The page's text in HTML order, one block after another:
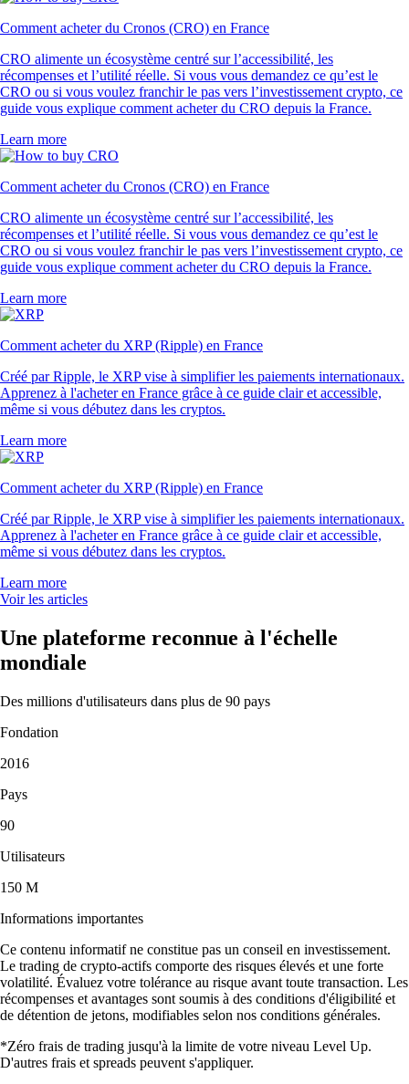
Comment acheter du Cronos (CRO) en France
CRO alimente un écosystème centré sur l’accessibilité, les
récompenses et l’utilité réelle. Si vous vous demandez ce qu’est le
CRO ou si vous voulez franchir le pas vers l’investissement crypto, ce
guide vous explique comment acheter du CRO depuis la France.
Learn more
Comment acheter du Cronos (CRO) en France
CRO alimente un écosystème centré sur l’accessibilité, les
récompenses et l’utilité réelle. Si vous vous demandez ce qu’est le
CRO ou si vous voulez franchir le pas vers l’investissement crypto, ce
guide vous explique comment acheter du CRO depuis la France.
Learn more
Comment acheter du XRP (Ripple) en France
Créé par Ripple, le XRP vise à simplifier les paiements internationaux.
Apprenez à l'acheter en France grâce à ce guide clair et accessible,
même si vous débutez dans les cryptos.
Learn more
Comment acheter du XRP (Ripple) en France
Créé par Ripple, le XRP vise à simplifier les paiements internationaux.
Apprenez à l'acheter en France grâce à ce guide clair et accessible,
même si vous débutez dans les cryptos.
Learn more
Voir les articles
Une plateforme reconnue à l'échelle
mondiale
Des millions d'utilisateurs dans plus de 90 pays
Fondation
2016
Pays
90
Utilisateurs
150 M
Informations importantes
Ce contenu informatif ne constitue pas un conseil en investissement.
Le trading de crypto-actifs comporte des risques élevés et une forte
volatilité. Évaluez votre tolérance au risque avant toute transaction. Les
récompenses et avantages sont soumis à des conditions d'éligibilité et
de détention de jetons, modifiables selon nos conditions générales.
*Zéro frais de trading jusqu'à la limite de votre niveau Level Up.
D'autres frais et spreads peuvent s'appliquer.